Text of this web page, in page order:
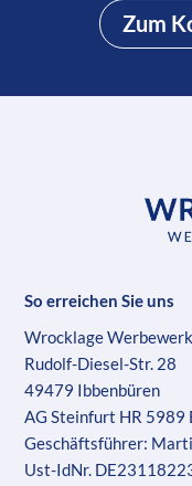
Zum
So erreichen Sie uns
Wrocklage
Rudolf-Diesel-Str. 28
49479 Ibbenbüren
AG Steinfurt HR 5989
Geschäftsführer:
Ust-IdNr.